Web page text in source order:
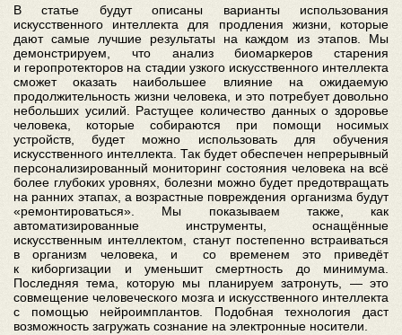
В статье будут описаны варианты использования
искусственного интеллекта для продления жизни, которые
дают самые лучшие результаты на каждом из этапов. Мы
демонстрируем, что анализ биомаркеров старения
и геропротекторов на стадии узкого искусственного интеллекта
сможет оказать наибольшее влияние на ожидаемую
продолжительность жизни человека, и это потребует довольно
небольших усилий. Растущее количество данных о здоровье
человека, которые собираются при помощи носимых
устройств, будет можно использовать для обучения
искусственного интеллекта. Так будет обеспечен непрерывный
персонализированный мониторинг состояния человека на всё
более глубоких уровнях, болезни можно будет предотвращать
на ранних этапах, а возрастные повреждения организма будут
«ремонтироваться». Мы показываем также, как
автоматизированные инструменты, оснащённые
искусственным интеллектом, станут постепенно встраиваться
в организм человека, и со временем это приведёт
к киборгизации и уменьшит смертность до минимума.
Последняя тема, которую мы планируем затронуть, — это
совмещение человеческого мозга и искусственного интеллекта
с помощью нейроимплантов. Подобная технология даст
возможность загружать сознание на электронные носители.